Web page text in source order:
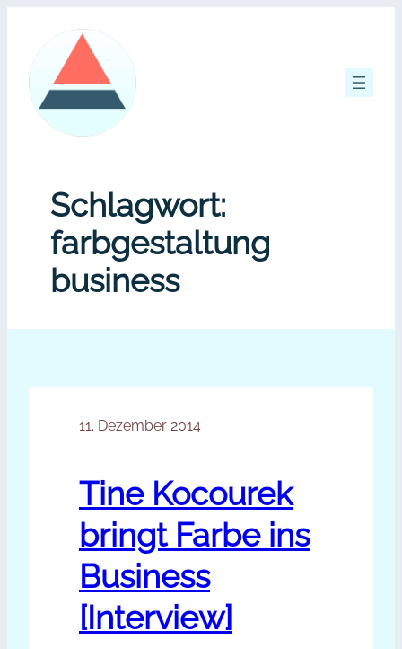
springen
Schlagwort:
farbgestaltung
business
11. Dezember 2014
Tine Kocourek
bringt Farbe ins
Business
[Interview]